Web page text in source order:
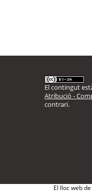
El contingut
Atribució -
contrari.
El lloc web